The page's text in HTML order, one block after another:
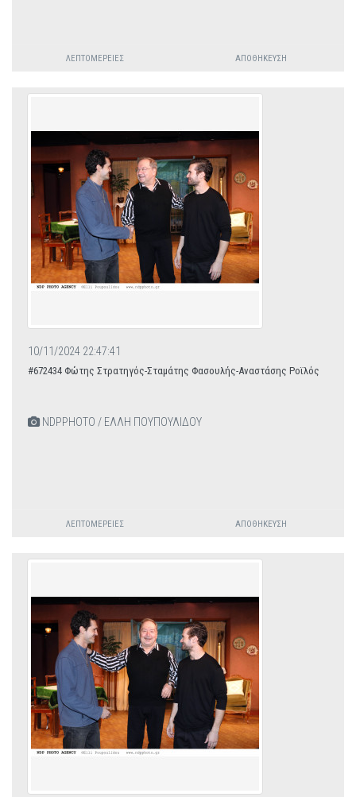
ΛΕΠΤΟΜΈΡΕΙΕΣ ΑΠΟΘΉΚΕΥΣΗ
10/11/2024 22:47:41
#672434 Φώτης Στρατηγός-Σταμάτης Φασουλής-Αναστάσης Ροϊλός
NDPPHOTO / ΕΛΛΗ ΠΟΥΠΟΥΛΙΔΟΥ
ΛΕΠΤΟΜΈΡΕΙΕΣ ΑΠΟΘΉΚΕΥΣΗ